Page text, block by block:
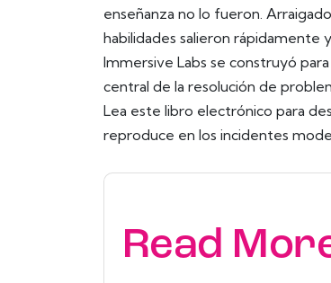
enseñanza no lo fueron.
habilidades salieron rápidamente
Immersive Labs se construyó
central de la resolución de
Lea este libro electrónico para
reproduce en los incidentes
Read